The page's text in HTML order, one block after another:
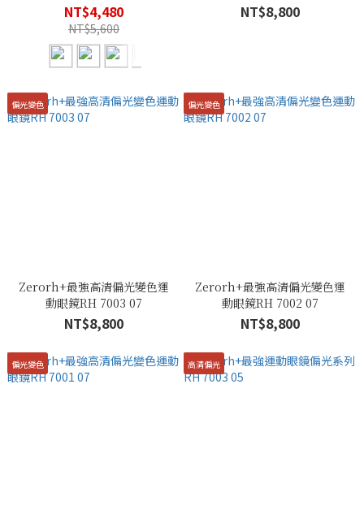
NT$4,480
NT$5,600
NT$8,800
偏光變色
Zerorh+最強高清偏光變色運
動眼鏡RH 7003 07
NT$8,800
偏光變色
Zerorh+最強高清偏光變色運
動眼鏡RH 7002 07
NT$8,800
偏光變色 高清偏光